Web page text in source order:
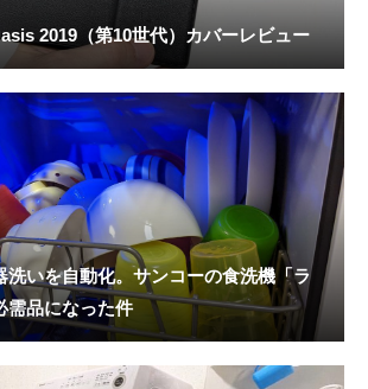
2019（第10世代）カバーレビュー
洗いを自動化。サンコーの食洗機「ラ
需品になった件